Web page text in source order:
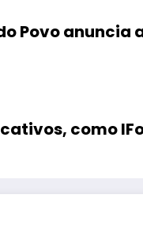
Povo anuncia
como